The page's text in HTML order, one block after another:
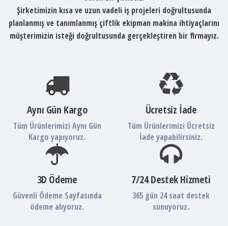
Şirketimizin kısa ve uzun vadeli iş projeleri doğrultusunda
planlanmış ve tanımlanmış çiftlik ekipman makina ihtiyaçlarını
müşterimizin isteği doğrultusunda gerçekleştiren bir firmayız.
Aynı Gün Kargo
Tüm Ürünlerimizi Aynı Gün
Kargo yapıyoruz.
Ücretsiz İade
Tüm Ürünlerimizi Ücretsiz
İade yapabilirsiniz.
3D Ödeme
Güvenli Ödeme Sayfasında
ödeme alıyoruz.
7/24 Destek Hizmeti
365 gün 24 saat destek
sunuyoruz.